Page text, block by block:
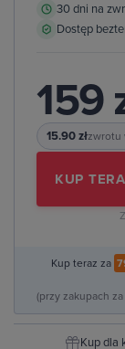
30 dni na
Dostęp
159
15.90 złzwrotu
KUP
Kup teraz za
(przy zakupach
Kup dla